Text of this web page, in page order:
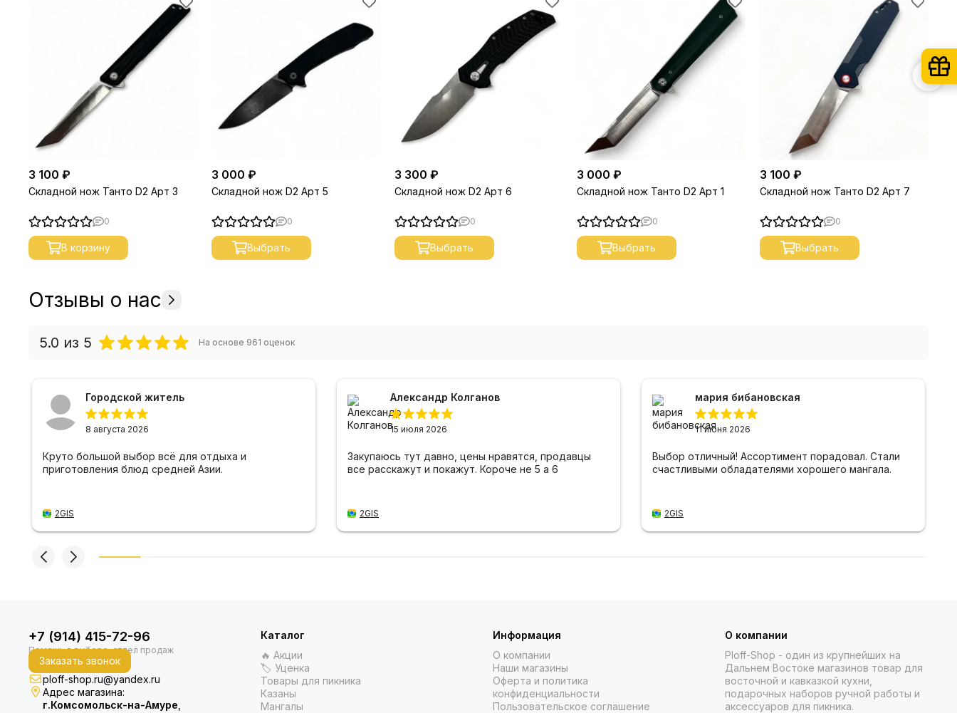
3 100 ₽
Складной нож Танто D2 Арт 3
0
В корзину
3 000 ₽
Складной нож D2 Арт 5
0
Выбрать
3 300 ₽
Складной нож D2 Арт 6
0
Выбрать
3 000 ₽
Складной нож Танто D2 Арт 1
0
Выбрать
3 100 ₽
Складной нож Танто D2 Арт 7
0
Выбрать
Отзывы о нас
5.0 из 5 На основе 961 оценок
Городской житель
8 августа 2026
Круто большой выбор всё для отдыха и
приготовления блюд средней Азии.
2GIS
Александр Колганов
15 июля 2026
Закупаюсь тут давно, цены нравятся, продавцы
все расскажут и покажут. Короче не 5 а 6
2GIS
мария бибановская
11 июня 2026
Выбор отличный! Ассортимент порадовал. Стали
счастливыми обладателями хорошего мангала.
2GIS
+7 (914) 415-72-96
Заказать звонок
ploff-shop.ru@yandex.ru
Адрес магазина:
г.Комсомольск-на-Амуре
Каталог
🔥 Акции
🏷 Уценка
Товары для пикника
Казаны
Мангалы
Информация
О компании
Наши магазины
Оферта и политика
конфиденциальности
Пользовательское соглашение
О компании
Ploff-Shop - один из крупнейших на
Дальнем Востоке магазинов товар для
восточной и кавказкой кухни,
подарочных наборов ручной работы и
аксессуаров для пикника.